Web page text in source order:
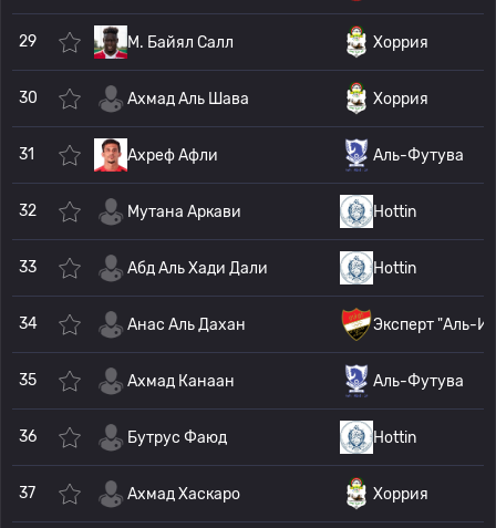
29 М. Байял Салл Хоррия
30 Ахмад Аль Шава Хоррия
31 Ахреф Афли Аль-Футува
32 Мутана Аркави Hottin
33 Абд Аль Хади Дали Hottin
34 Анас Аль Дахан Эксперт "Аль-
35 Ахмад Канаан Аль-Футува
36 Бутрус Фаюд Hottin
37 Ахмад Хаскаро Хоррия